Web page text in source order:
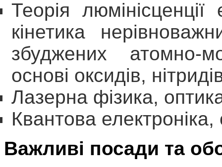
Теорія
кінетика
збуджених атомно-
основі оксидів,
Лазерна фізика,
Квантова електроніка,
Важливі посади та